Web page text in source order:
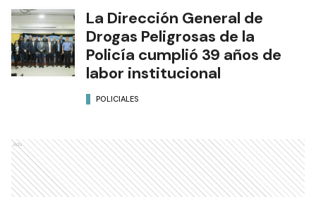
La Dirección General de
Drogas Peligrosas de la
Policía cumplió 39 años de
labor institucional
POLICIALES
Ads